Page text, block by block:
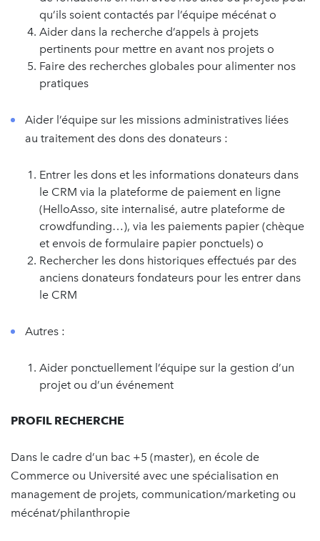
qu’ils soient contactés par l’équipe mécénat o
Aider dans la recherche d’appels à projets
pertinents pour mettre en avant nos projets o
Faire des recherches globales pour alimenter nos
pratiques
Aider l’équipe sur les missions administratives liées
au traitement des dons des donateurs :
Entrer les dons et les informations donateurs dans
le CRM via la plateforme de paiement en ligne
(HelloAsso, site internalisé, autre plateforme de
crowdfunding…), via les paiements papier (chèque
et envois de formulaire papier ponctuels) o
Rechercher les dons historiques effectués par des
anciens donateurs fondateurs pour les entrer dans
le CRM
Autres :
Aider ponctuellement l’équipe sur la gestion d’un
projet ou d’un événement
PROFIL RECHERCHE
Dans le cadre d’un bac +5 (master), en école de
Commerce ou Université avec une spécialisation en
management de projets, communication/marketing ou
mécénat/philanthropie